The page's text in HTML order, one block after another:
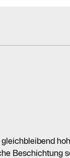
Beschichtung